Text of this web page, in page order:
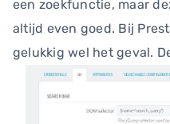
een zoekfunctie, maar
altijd even goed. Bij
gelukkig wel het geval.